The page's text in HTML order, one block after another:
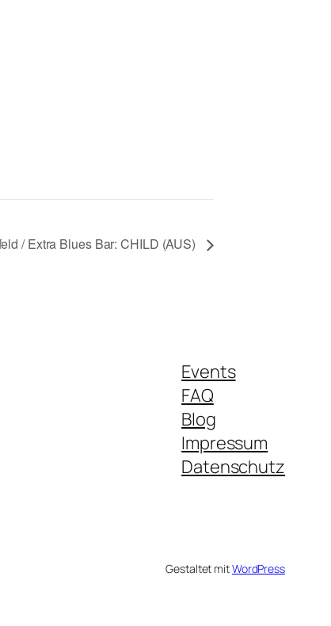
/ Extra Blues Bar: CHILD (AUS)
Events
FAQ
Blog
Impressum
Datenschutz
Gestaltet mitWordPress